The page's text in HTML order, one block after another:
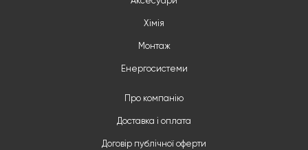
Хімія
Монтаж
Енергосистеми
Про компанію
Доставка і оплата
Договір публічної оферти